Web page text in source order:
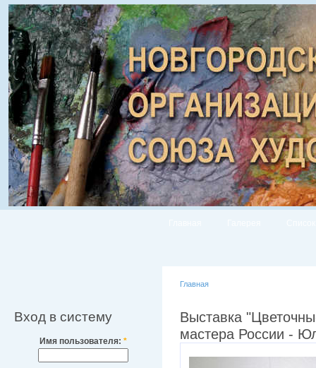
Вход в систему
Имя пользователя: *
Главная
Выставка
мастера России -